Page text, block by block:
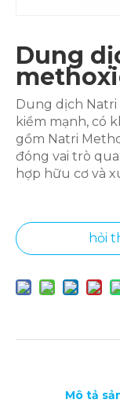
Dung
Dung dịch
kiềm mạnh, có
gồm Natri
đóng vai trò
hợp hữu cơ và
hỏi
Mô tả